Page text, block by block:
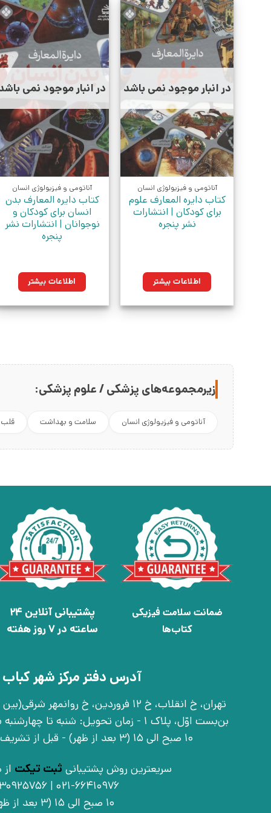
در انبار موجود نمی باشد
آناتومی و فیزیولوژی انسان
کتاب دایره المعارف علوم
برای کودکان | انتشارات
نشر پنجره
اطلاعات بیشتر
در انبار موجود نمی
آناتومی و فیزیولوژی انسان
کتاب دایره المعارف بدن
انسان برای کودکان و
نوجوانان | انتشارات نشر
پنجره
اطلاعات بیشتر
زیرمجموعه‌های پزشکی / علوم پزشکی:
آناتومی و فیزیولوژی انسان سلامت و بهداشت
ضمانت سلامت فیزیکی
کتاب‌ها
پشتیبانی آنلاین 24
ساعته در 7 روز هفته
آدرس دفتر مرکز شهر
بن‌بست اوّل، پلاک 1 - زمان تحویل: شنبه
10 صبح الی 15 (3 بعد از ظهر) - قبل از تشریف آوردن تماس بگیرید
سریعترین روش پشتیبانی ثبت تیکت
10 صبح الی 15 (3 بعد از ظهر)